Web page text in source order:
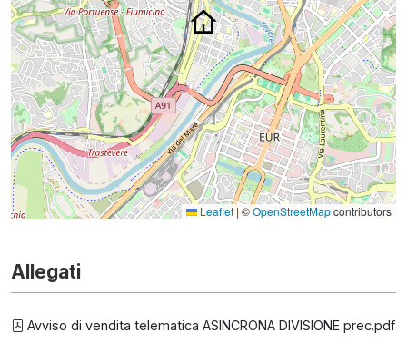
Leaflet |©OpenStreetMapcontributors
Allegati
Avviso di vendita telematica ASINCRONA DIVISIONE prec.pdf